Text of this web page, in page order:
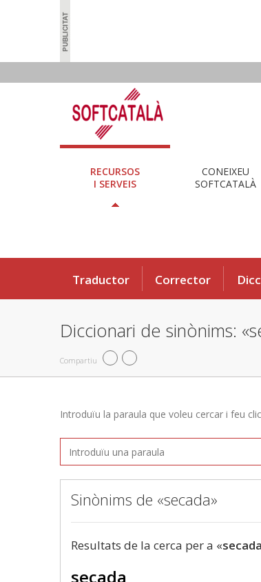
RECURSOS
I SERVEIS
CONEIXEU
SOFTCATALÀ
Traductor Corrector
Diccionari de sinònims:
Compartiu
Introduïu la paraula que voleu cercar i feu
Sinònims de «secada»
Resultats de la cerca per a «secada
secada